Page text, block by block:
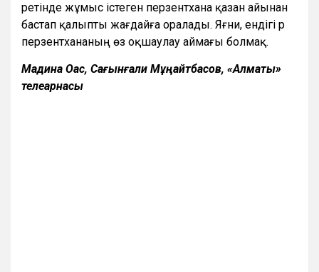
ретінде жұмыс істеген перзентхана қазан айынан
бастап қалыпты жағдайға оралады. Яғни, ендігі әр
перзентхананың өз оқшаулау аймағы болмақ.
Мадина Оқас, Сағынғали Мұңайтбасов, «Алматы»
телеарнасы